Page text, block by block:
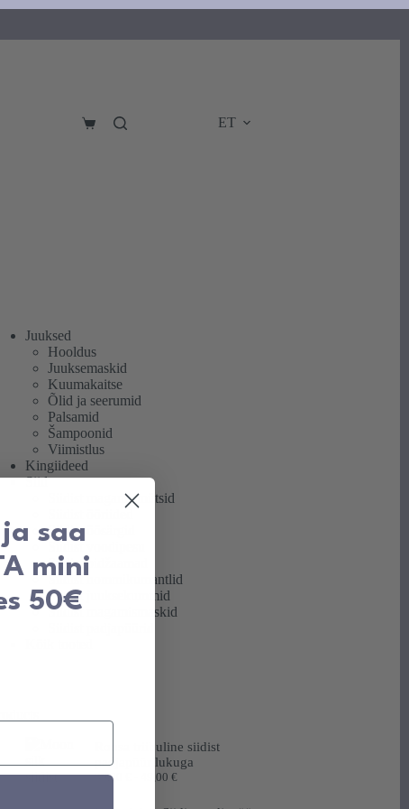
Ostukorv ET
Juuksed
Hooldus
Juuksemaskid
Kuumakaitse
Õlid ja seerumid
Palsamid
Šampoonid
Viimistlus
Kingiideed
Siid
Siidist magamismütsid
Siidist öösärgid
Siidist pidžaamad
Siidist hommikumantlid
Siidist juuksekummid
Siidist magamismaskid
Roosa triibuline siidist
padjapüür lukuga
39,00 49,00 €Hinnavahemik:
kuni
saa
mini
50€